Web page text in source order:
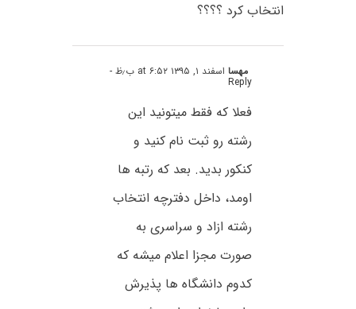
انتخاب کرد ؟؟؟؟
مهسااسفند ۱, ۱۳۹۵ at ۶:۵۲ ب٫ظ -
Reply
فعلا که فقط میتونید این
رشته رو ثبت نام کنید و
کنکور بدید. بعد که رتبه ها
اومد، داخل دفترچه انتخاب
رشته ازاد و سراسری به
صورت مجزا اعلام میشه که
کدوم دانشگاه ها پذیرش